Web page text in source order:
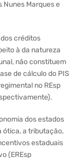
Nunes Marques e
créditos
à da natureza
não constituem
de cálculo do PIS
no REsp
dos estados
ótica, a tributação,
estaduais
(EREsp